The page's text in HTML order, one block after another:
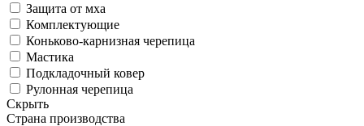
Защита от мха
Комплектующие
Коньково-карнизная черепица
Мастика
Подкладочный ковер
Рулонная черепица
Скрыть
Страна производства